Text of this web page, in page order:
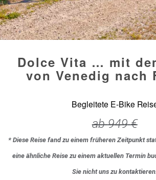
Dolce Vita … mit
von Venedig nach
Begleitete E-Bike
ab949 €
* Diese Reise fand zu einem früheren Zeitpunkt
eine ähnliche Reise zu einem aktuellen Termin
Sie nicht uns zu